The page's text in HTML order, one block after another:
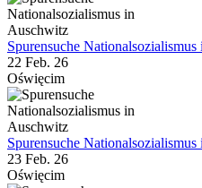
Spurensuche
22 Feb. 26
Oświęcim
Spurensuche
23 Feb. 26
Oświęcim